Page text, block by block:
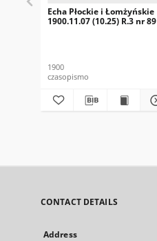
Echa Płockie i Łomżyńskie
1900.11.07 (10.25) R.3 nr 89
1900
czasopismo
CONTACT DETAILS
Address